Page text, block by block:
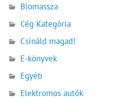
Biomassza
Cég Kategória
Csináld magad!
E-könyvek
Egyéb
Elektromos autók